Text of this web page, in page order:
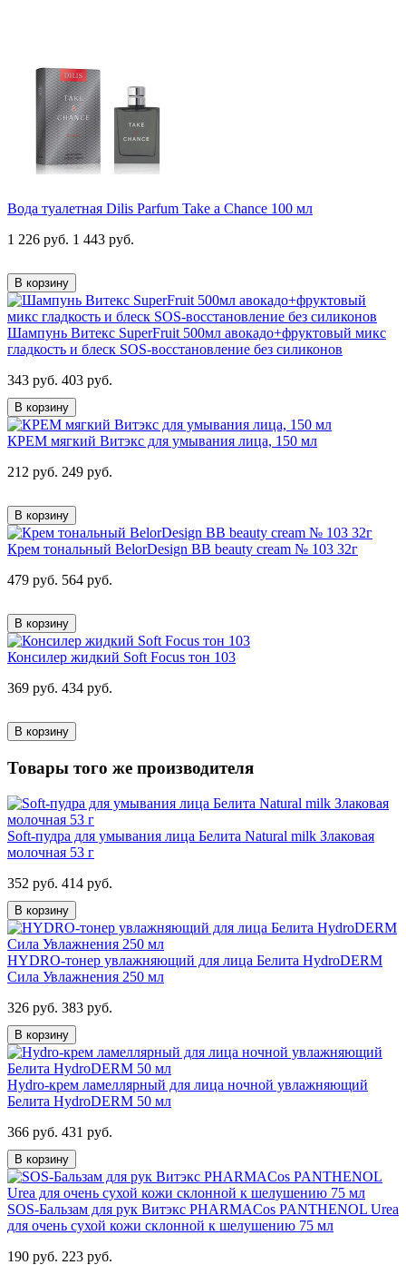
Вода туалетная Dilis Parfum Take a Chance 100 мл
1 226 руб. 1 443 руб.
В корзину
Шампунь Витекс SuperFruit 500мл авокадо+фруктовый микс
гладкость и блеск SOS-восстановление без силиконов
343 руб. 403 руб.
В корзину
КРЕМ мягкий Витэкс для умывания лица, 150 мл
212 руб. 249 руб.
В корзину
Крем тональный BelorDesign BB beauty cream № 103 32г
479 руб. 564 руб.
В корзину
Консилер жидкий Soft Focus тон 103
369 руб. 434 руб.
В корзину
Товары того же производителя
Soft-пудра для умывания лица Белита Natural milk Злаковая
молочная 53 г
352 руб. 414 руб.
В корзину
HYDRO-тонер увлажняющий для лица Белита HydroDERM
Сила Увлажнения 250 мл
326 руб. 383 руб.
В корзину
Hydro-крем ламеллярный для лица ночной увлажняющий
Белита HydroDERM 50 мл
366 руб. 431 руб.
В корзину
SOS-Бальзам для рук Витэкс PHARMACos PANTHENOL Urea
для очень сухой кожи склонной к шелушению 75 мл
190 руб. 223 руб.